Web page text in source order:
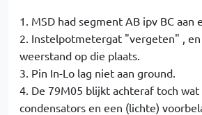
1. MSD had segment AB ipv BC aan
2. Instelpotmetergat "vergeten" ,
weerstand op die plaats.
3. Pin In-Lo lag niet aan ground.
4. De 79M05 blijkt achteraf toch wat
condensators en een (lichte)